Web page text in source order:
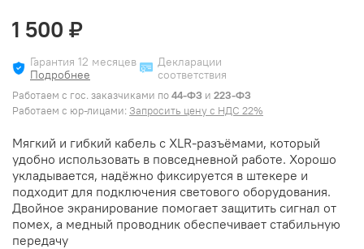
1 500 ₽
Гарантия 12 месяцев
Подробнее
Декларации
соответствия
Работаем с гос. заказчиками по44-ФЗ и 223-ФЗ
Работаем с юр-лицами: Запросить цену с НДС 22%
Мягкий и гибкий кабель с XLR-разъёмами, который
удобно использовать в повседневной работе. Хорошо
укладывается, надёжно фиксируется в штекере и
подходит для подключения светового оборудования.
Двойное экранирование помогает защитить сигнал от
помех, а медный проводник обеспечивает стабильную
передачу